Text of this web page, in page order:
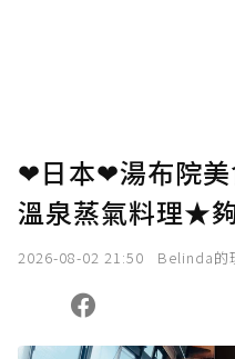
❤日本❤湯布院
溫泉蒸氣料理★
2026-08-02 21:50 Belinda的